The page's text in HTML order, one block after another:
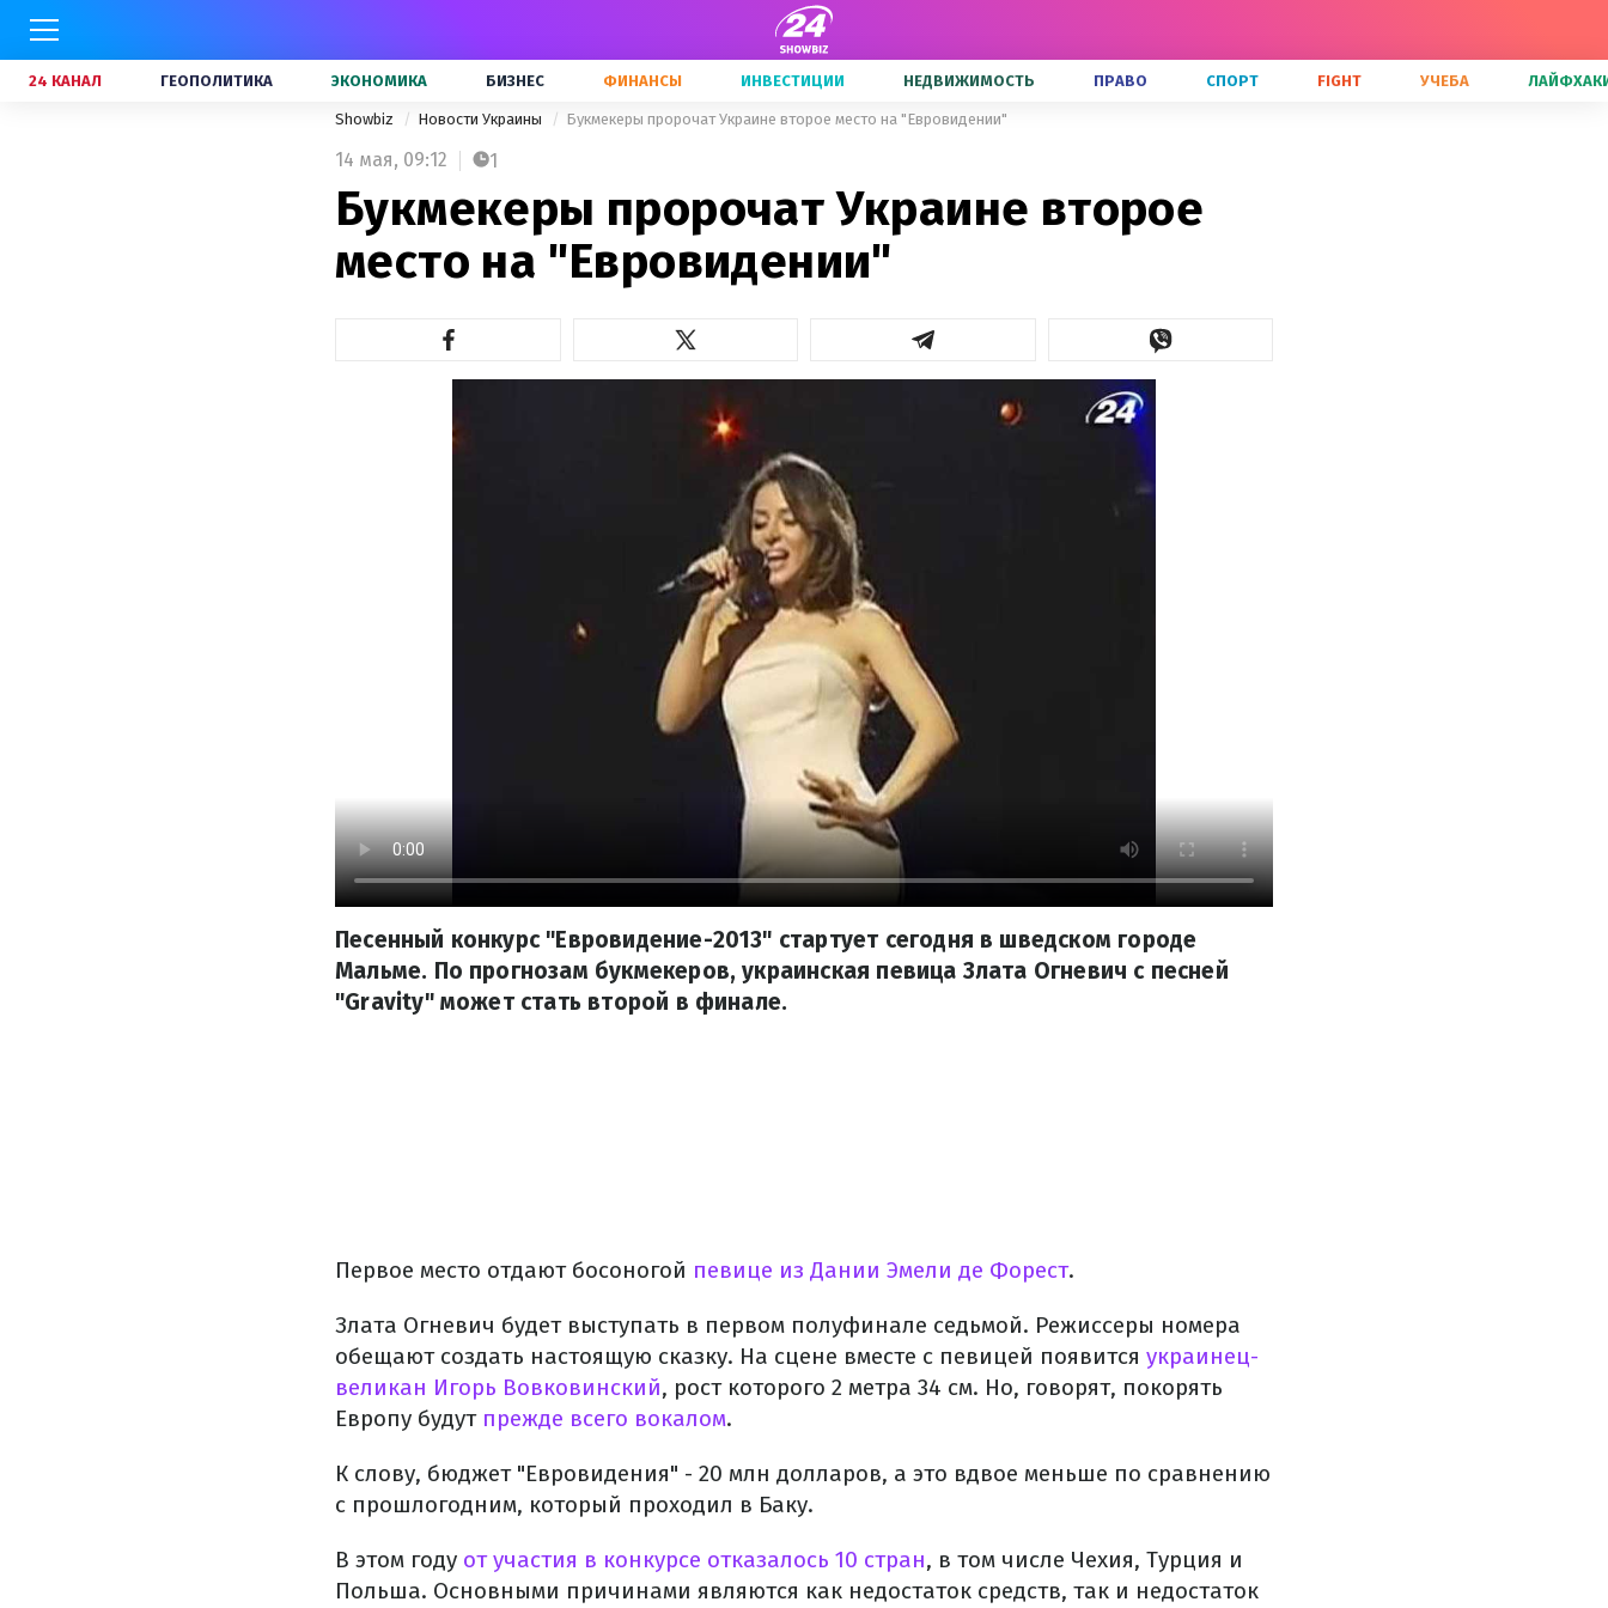
24 КАНАЛ ГЕОПОЛИТИКА ЭКОНОМИКА БИЗНЕС ФИНАНСЫ ИНВЕСТИЦИИ НЕДВИЖИМОСТЬ ПРАВО СПОРТ FIGHT УЧЕБА
Showbiz Новости Украины Букмекеры пророчат Украине второе место на "Евровидении"
14 мая, 09:12 1
Букмекеры пророчат Украине второе
место на "Евровидении"
Песенный конкурс "Евровидение-2013" стартует сегодня в шведском городе
Мальме. По прогнозам букмекеров, украинская певица Злата Огневич с песней
"Gravity" может стать второй в финале.
Первое место отдают босоногой певице из Дании Эмели де Форест.
Злата Огневич будет выступать в первом полуфинале седьмой. Режиссеры номера
обещают создать настоящую сказку. На сцене вместе с певицей появится украинец-
великан Игорь Вовковинский, рост которого 2 метра 34 см. Но, говорят, покорять
Европу будут прежде всего вокалом.
К слову, бюджет "Евровидения" - 20 млн долларов, а это вдвое меньше по сравнению
с прошлогодним, который проходил в Баку.
В этом году от участия в конкурсе отказалось 10 стран, в том числе Чехия, Турция и
Польша. Основными причинами являются как недостаток средств, так и недостаток